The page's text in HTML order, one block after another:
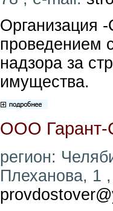
Организация
проведением
надзора за
имущества.
ООО Гарант-
регион:
Плеханова, 1